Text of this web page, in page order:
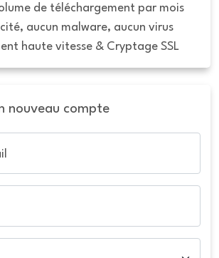
de téléchargement par mois
aucun malware, aucun virus
haute vitesse & Cryptage SSL
nouveau compte